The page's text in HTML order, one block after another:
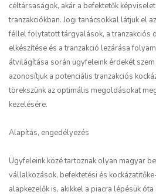
céltársaságok, akár a befektetők
tranzakciókban. Jogi tanácsokkal látjuk el
féllel folytatott tárgyalások, a tranzakciós
elkészítése és a tranzakció lezárása
átvilágítása során ügyfeleink érdekét
azonosítjuk a potenciális tranzakciós
törekszünk az optimális megoldásokat
kezelésére.
Alapítás, engedélyezés
Ügyfeleink közé tartoznak olyan magyar
vállalkozások, befektetési és
alapkezelők is, akikkel a piacra lépésük